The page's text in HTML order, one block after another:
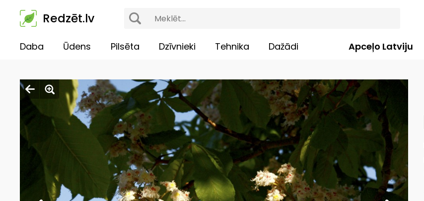
Redzēt.lv
Daba Ūdens Pilsēta Dzīvnieki Tehnika Dažādi Apceļo Latviju